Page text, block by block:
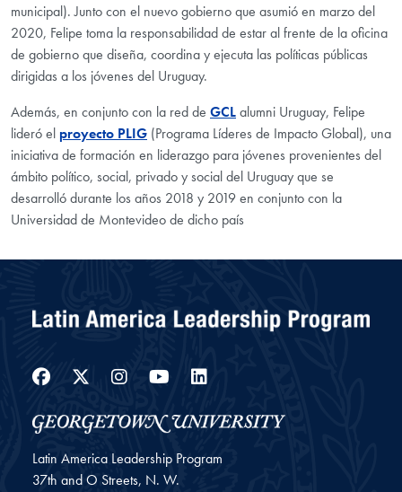
municipal). Junto con el nuevo gobierno que asumió en marzo del
2020, Felipe toma la responsabilidad de estar al frente de la oficina
de gobierno que diseña, coordina y ejecuta las políticas públicas
dirigidas a los jóvenes del Uruguay.
Además, en conjunto con la red de GCLalumni Uruguay, Felipe
lideró el proyecto PLIG (Programa Líderes de Impacto Global), una
iniciativa de formación en liderazgo para jóvenes provenientes del
ámbito político, social, privado y social del Uruguay que se
desarrolló durante los años 2018 y 2019 en conjunto con la
Universidad de Montevideo de dicho país
Facebook
Twitter
Instagram
YouTube
LinkedIn
Latin America Leadership Program
37th and O Streets, N. W.